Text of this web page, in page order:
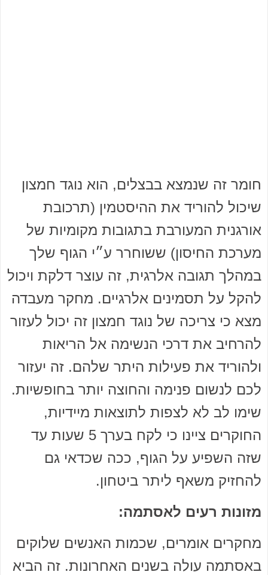
חומר זה שנמצא בבצלים, הוא נוגד חמצון
שיכול להוריד את ההיסטמין (תרכובת
אורגנית המעורבת בתגובות מקומיות של
מערכת החיסון) ששוחרר ע״י הגוף שלך
במהלך תגובה אלרגית, זה עוצר דלקת ויכול
להקל על תסמינים אלרגיים. מחקר מעבדה
מצא כי צריכה של נוגד חמצון זה יכול לעזור
להרחיב את דרכי הנשימה אל הריאות
ולהוריד את פעילות היתר שלהם. זה יעזור
לכם לנשום פנימה והחוצה יותר בחופשיות.
שימו לב לא לצפות לתוצאות מיידיות,
החוקרים ציינו כי לקח בערך 5 שעות עד
שזה השפיע על הגוף, ככה שכדאי גם
להחזיק משאף ליתר ביטחון.
מזונות רעים לאסתמה:
מחקרים אומרים, שכמות האנשים שלוקים
באסתמה עולה בשנים האחרונות. זה הביא